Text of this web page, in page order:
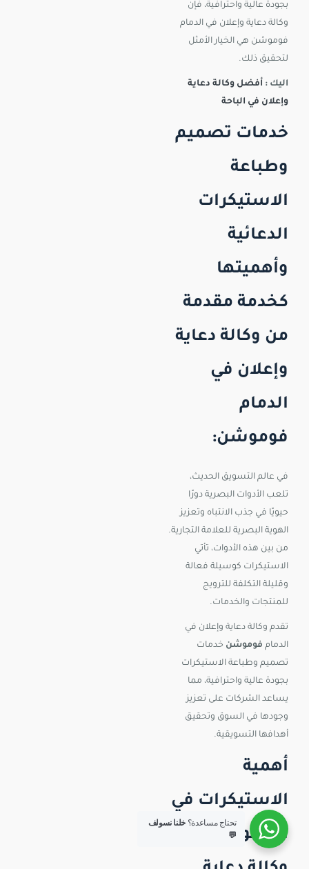
بجودة عالية واحترافية، فإن
وكالة دعاية وإعلان في الدمام
فوموشن هي الخيار الأمثل
لتحقيق ذلك.
اليك : أفضل وكالة دعاية
وإعلان في الباحة
خدمات تصميم
وطباعة
الاستيكرات
الدعائية
وأهميتها
كخدمة مقدمة
من وكالة دعاية
وإعلان في
الدمام
فوموشن:
في عالم التسويق الحديث،
تلعب الأدوات البصرية دورًا
حيويًا في جذب الانتباه وتعزيز
الهوية البصرية للعلامة التجارية.
من بين هذه الأدوات، تأتي
الاستيكرات كوسيلة فعالة
وقليلة التكلفة للترويج
للمنتجات والخدمات.
تقدم وكالة دعاية وإعلان في
الدمام فوموشن خدمات
تصميم وطباعة الاستيكرات
بجودة عالية واحترافية، مما
يساعد الشركات على تعزيز
وجودها في السوق وتحقيق
أهدافها التسويقية.
أهمية
الاستيكرات في
التسويق مع
تحتاج مساعدة؟ خلنا نسولف
💬